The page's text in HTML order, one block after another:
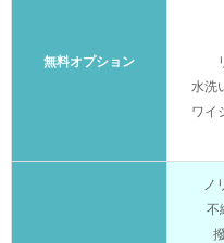
無料オプション
水洗
ワイ
ノ
不